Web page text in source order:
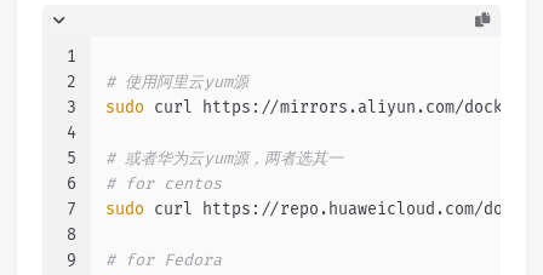
1
2
3
4
5
6
7
8
9
# 使用阿里云yum源
sudo curl https://mirrors.aliyun.com/docker-
# 或者华为云yum源，两者选其一
# for centos
sudo curl https://repo.huaweicloud.com/
# for Fedora